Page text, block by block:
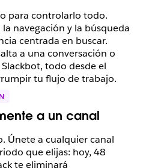
para controlarlo todo.
navegación y la búsqueda
centrada en buscar.
a una conversación o
todo desde el
tu flujo de trabajo.
a un canal
Únete a cualquier canal
que elijas: hoy, 48
te eliminará